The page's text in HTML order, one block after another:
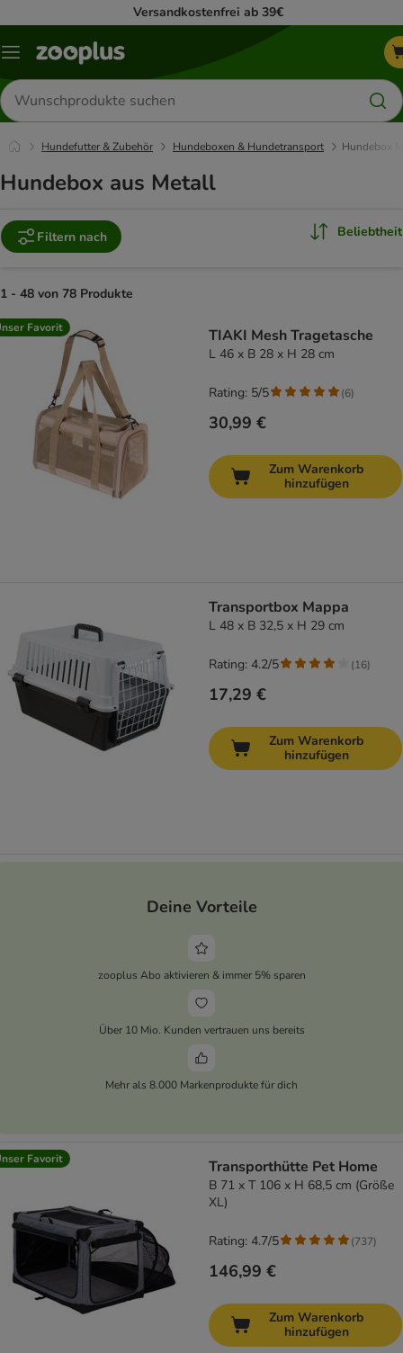
Versandkostenfrei ab 39€
Menü
Produkte
suchen
Hundefutter & Zubehör Hundeboxen & Hundetransport Hundebox
Hundebox aus Metall
Filtern nach Beliebtheit
1 - 48 von 78 Produkte
product items have been changed
Favorit TIAKI Mesh Tragetasche
L 46 x B 28 x H 28 cm
30,99 €
Rating: 5/5 (6)
Zum Warenkorb
hinzufügen
Transportbox Mappa
L 48 x B 32,5 x H 29 cm
17,29 €
Rating: 4.2/5 (16)
Zum Warenkorb
hinzufügen
Deine Vorteile
zooplus Abo aktivieren & immer 5% sparen
Über 10 Mio. Kunden vertrauen uns bereits
Mehr als 8.000 Markenprodukte für dich
Favorit Transporthütte Pet Home
B 71 x T 106 x H 68,5 cm (Größe
XL)
146,99 €
Rating: 4.7/5 (737)
Zum Warenkorb
hinzufügen